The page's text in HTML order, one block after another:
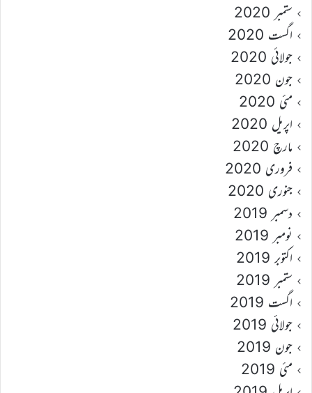
ستمبر 2020
اگست 2020
جولائی 2020
جون 2020
مئی 2020
اپریل 2020
مارچ 2020
فروری 2020
جنوری 2020
دسمبر 2019
نومبر 2019
اکتوبر 2019
ستمبر 2019
اگست 2019
جولائی 2019
جون 2019
مئی 2019